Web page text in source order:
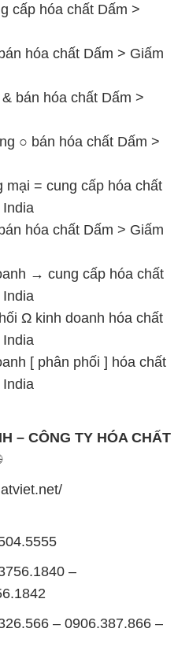
cấp hóa chất Dấm >
hóa chất Dấm > Giấm
bán hóa chất Dấm >
○ bán hóa chất Dấm >
= cung cấp hóa chất
hóa chất Dấm > Giấm
→ cung cấp hóa chất
Ω kinh doanh hóa chất
[ phân phối ] hóa chất
– CÔNG TY HÓA CHẤT
–
– 0906.387.866 –